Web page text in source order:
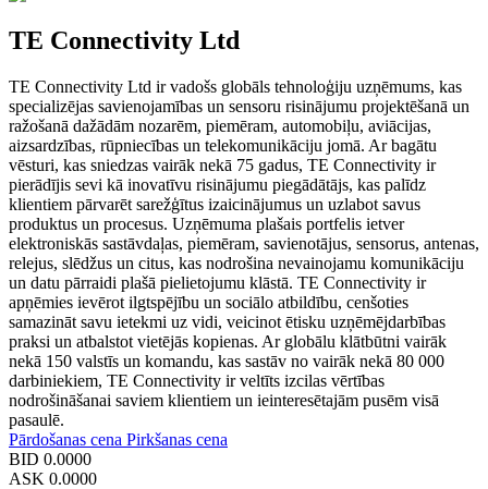
TE Connectivity Ltd
TE Connectivity Ltd ir vadošs globāls tehnoloģiju uzņēmums, kas
specializējas savienojamības un sensoru risinājumu projektēšanā un
ražošanā dažādām nozarēm, piemēram, automobiļu, aviācijas,
aizsardzības, rūpniecības un telekomunikāciju jomā. Ar bagātu
vēsturi, kas sniedzas vairāk nekā 75 gadus, TE Connectivity ir
pierādījis sevi kā inovatīvu risinājumu piegādātājs, kas palīdz
klientiem pārvarēt sarežģītus izaicinājumus un uzlabot savus
produktus un procesus. Uzņēmuma plašais portfelis ietver
elektroniskās sastāvdaļas, piemēram, savienotājus, sensorus, antenas,
relejus, slēdžus un citus, kas nodrošina nevainojamu komunikāciju
un datu pārraidi plašā pielietojumu klāstā. TE Connectivity ir
apņēmies ievērot ilgtspējību un sociālo atbildību, cenšoties
samazināt savu ietekmi uz vidi, veicinot ētisku uzņēmējdarbības
praksi un atbalstot vietējās kopienas. Ar globālu klātbūtni vairāk
nekā 150 valstīs un komandu, kas sastāv no vairāk nekā 80 000
darbiniekiem, TE Connectivity ir veltīts izcilas vērtības
nodrošināšanai saviem klientiem un ieinteresētajām pusēm visā
pasaulē.
Pārdošanas cena Pirkšanas cena
BID 0.0000
ASK 0.0000